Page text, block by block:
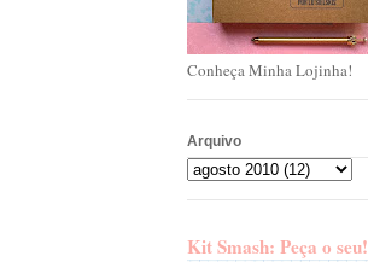
Conheça Minha Lojinha!
Arquivo
Kit Smash: Peça o seu!